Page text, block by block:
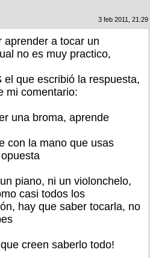
3 feb 2011, 21:29
aprender a tocar un
no es muy practico,
el que escribió la respuesta,
mi comentario:
una broma, aprende
con la mano que usas
piano, ni un violonchelo,
casi todos los
hay que saber tocarla, no
creen saberlo todo!